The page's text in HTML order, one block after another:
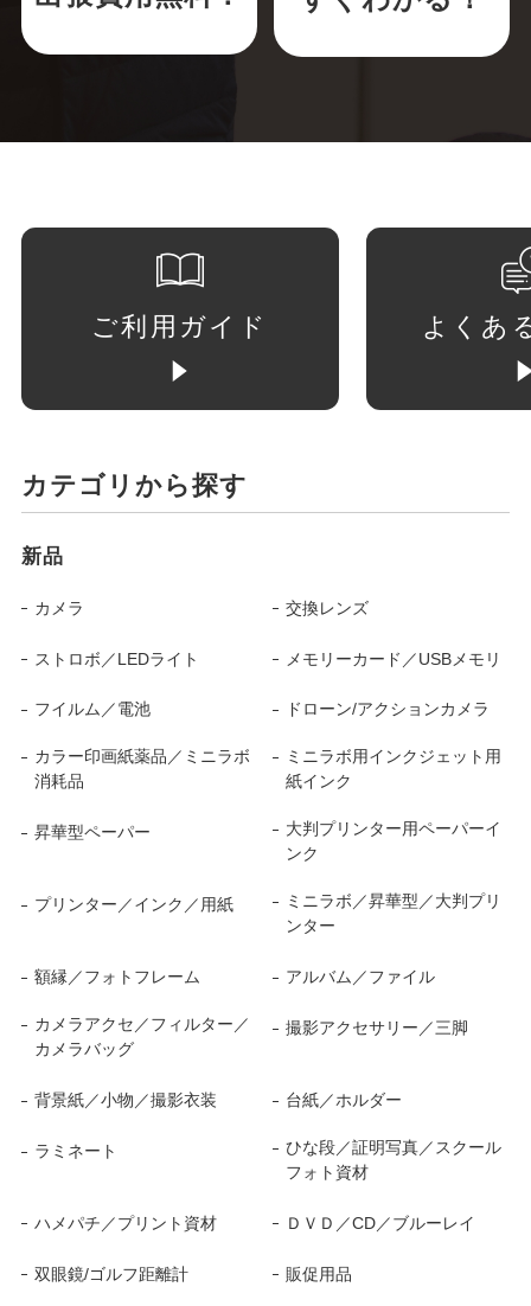
ご利用ガイド よくあ
カテゴリから探す
新品
カメラ 交換レンズ
ストロボ／LEDライト メモリーカード／USBメモリ
フイルム／電池 ドローン/アクションカメラ
カラー印画紙薬品／ミニラボ
消耗品
ミニラボ用インクジェット用
紙インク
昇華型ペーパー
大判プリンター用ペーパーイ
ンク
プリンター／インク／用紙
ミニラボ／昇華型／大判プリ
ンター
額縁／フォトフレーム アルバム／ファイル
カメラアクセ／フィルター／
カメラバッグ
撮影アクセサリー／三脚
背景紙／小物／撮影衣装 台紙／ホルダー
ラミネート
ひな段／証明写真／スクール
フォト資材
ハメパチ／プリント資材 ＤＶＤ／CD／ブルーレイ
双眼鏡/ゴルフ距離計 販促用品